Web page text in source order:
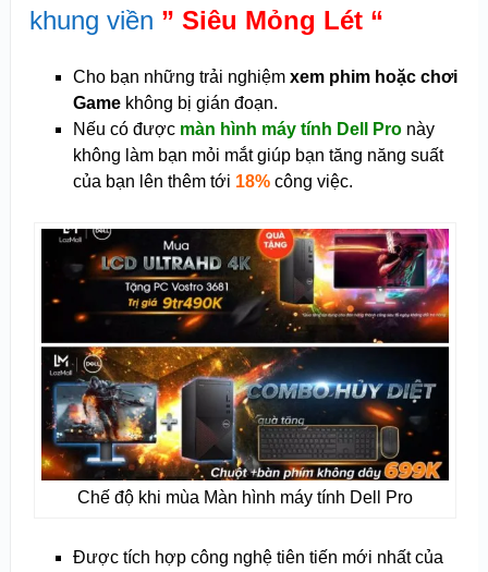
khung viền ” Siêu Mỏng Lét “
Cho bạn những trải nghiệm xem phim hoặc chơi
Gamekhông bị gián đoạn.
Nếu có được màn hình máy tính Dell Pronày
không làm bạn mỏi mắt giúp bạn tăng năng suất
của bạn lên thêm tới 18% công việc.
Chế độ khi mùa Màn hình máy tính Dell Pro
Được tích hợp công nghệ tiên tiến mới nhất của